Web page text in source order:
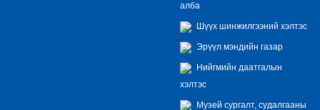
алба
Шүүх шинжилгээний хэлтэс
Эрүүл мэндийн газар
Нийгмийн даатгалын
хэлтэс
Музей сургалт, судалгааны